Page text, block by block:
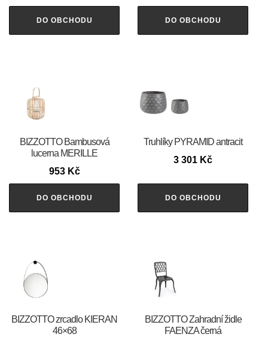
DO OBCHODU DO OBCHODU
BIZZOTTO Bambusová
lucerna MERILLE
953 Kč
DO OBCHODU
Truhlíky PYRAMID antracit
3 301 Kč
DO OBCHODU
BIZZOTTO zrcadlo KIERAN
46×68
BIZZOTTO Zahradní židle
FAENZA černá